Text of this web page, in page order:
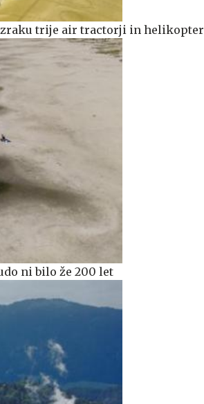
zraku trije air tractorji in helikopter
ni bilo že 200 let